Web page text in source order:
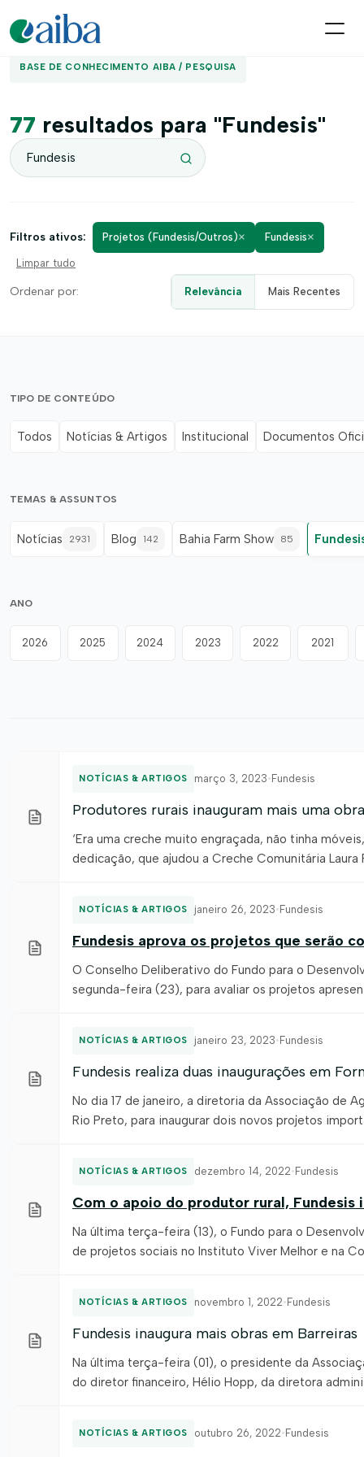
BASE DE CONHECIMENTO AIBA / PESQUISA
77 resultados para "Fundesis"
Filtros ativos: Projetos (Fundesis/Outros)× Fundesis×
Limpar tudo
Ordenar por: Relevância Mais Recentes
TIPO DE CONTEÚDO
Todos Notícias & Artigos Institucional Documentos
TEMAS & ASSUNTOS
Notícias 2931 Blog 142 Bahia Farm Show 85
ANO
2026 2025 2024 2023 2022 2021
NOTÍCIAS & ARTIGOS março 3, 2023• Fundesis
Produtores rurais inauguram mais uma
‘Era uma creche muito engraçada, não tinha
dedicação, que ajudou a Creche Comunitária
NOTÍCIAS & ARTIGOS janeiro 26, 2023• Fundesis
Fundesis aprova os projetos que serão
O Conselho Deliberativo do Fundo para o
segunda-feira (23), para avaliar os projetos
NOTÍCIAS & ARTIGOS janeiro 23, 2023• Fundesis
Fundesis realiza duas inaugurações em
No dia 17 de janeiro, a diretoria da Associação de
Rio Preto, para inaugurar dois novos projetos
NOTÍCIAS & ARTIGOS dezembro 14, 2022• Fundesis
Com o apoio do produtor rural,
Na última terça-feira (13), o Fundo para o
de projetos sociais no Instituto Viver Melhor e na
NOTÍCIAS & ARTIGOS novembro 1, 2022• Fundesis
Fundesis inaugura mais obras em Barreiras
Na última terça-feira (01), o presidente da
do diretor financeiro, Hélio Hopp, da diretora
NOTÍCIAS & ARTIGOS outubro 26, 2022• Fundesis